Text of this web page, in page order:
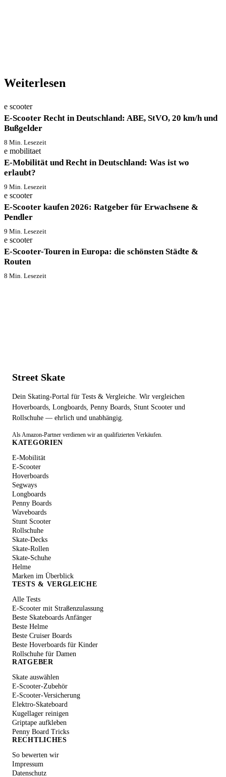
Weiterlesen
e scooter
E-Scooter Recht in Deutschland: ABE, StVO, 20 km/h und
Bußgelder
8 Min. Lesezeit
e mobilitaet
E-Mobilität und Recht in Deutschland: Was ist wo
erlaubt?
9 Min. Lesezeit
e scooter
E-Scooter kaufen 2026: Ratgeber für Erwachsene &
Pendler
9 Min. Lesezeit
e scooter
E-Scooter-Touren in Europa: die schönsten Städte &
Routen
8 Min. Lesezeit
Street Skate
Dein Skating-Portal für Tests & Vergleiche. Wir vergleichen
Hoverboards, Longboards, Penny Boards, Stunt Scooter und
Rollschuhe — ehrlich und unabhängig.
Als Amazon-Partner verdienen wir an qualifizierten Verkäufen.
KATEGORIEN
E-Mobilität
E-Scooter
Hoverboards
Segways
Longboards
Penny Boards
Waveboards
Stunt Scooter
Rollschuhe
Skate-Decks
Skate-Rollen
Skate-Schuhe
Helme
Marken im Überblick
TESTS & VERGLEICHE
Alle Tests
E-Scooter mit Straßenzulassung
Beste Skateboards Anfänger
Beste Helme
Beste Cruiser Boards
Beste Hoverboards für Kinder
Rollschuhe für Damen
RATGEBER
Skate auswählen
E-Scooter-Zubehör
E-Scooter-Versicherung
Elektro-Skateboard
Kugellager reinigen
Griptape aufkleben
Penny Board Tricks
RECHTLICHES
So bewerten wir
Impressum
Datenschutz